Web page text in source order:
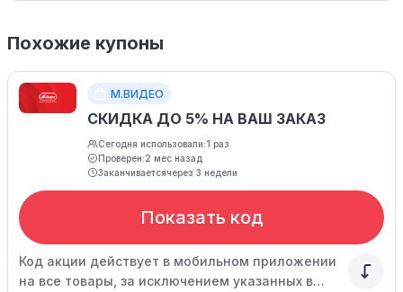
Похожие купоны
М.ВИДЕО
СКИДКА ДО 5% НА ВАШ ЗАКАЗ
Сегодня использовали:1 раз
Проверен:2 мес назад
Заканчиваетсячерез 3 недели
Показать код
Код акции действует в мобильном приложении
на все товары, за исключением указанных в